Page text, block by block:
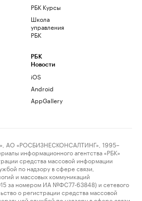
РБК Курсы
Школа
управления
РБК
РБК
Новости
iOS
Android
AppGallery
АО «РОСБИЗНЕСКОНСАЛТИНГ», 1995–
информационного агентства «РБК»
средства массовой информации
по надзору в сфере связи,
и массовых коммуникаций
за номером ИА №ФС77-63848) и сетевого
о регистрации средства массовой